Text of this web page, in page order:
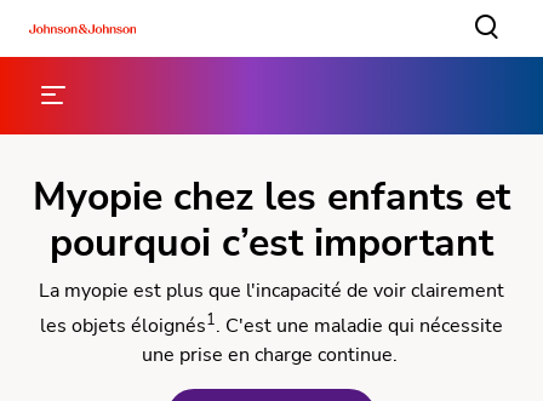
Myopie chez les enfants et
pourquoi c’est important
La myopie est plus que l'incapacité de voir clairement
les objets éloignés1. C'est une maladie qui nécessite
une prise en charge continue.